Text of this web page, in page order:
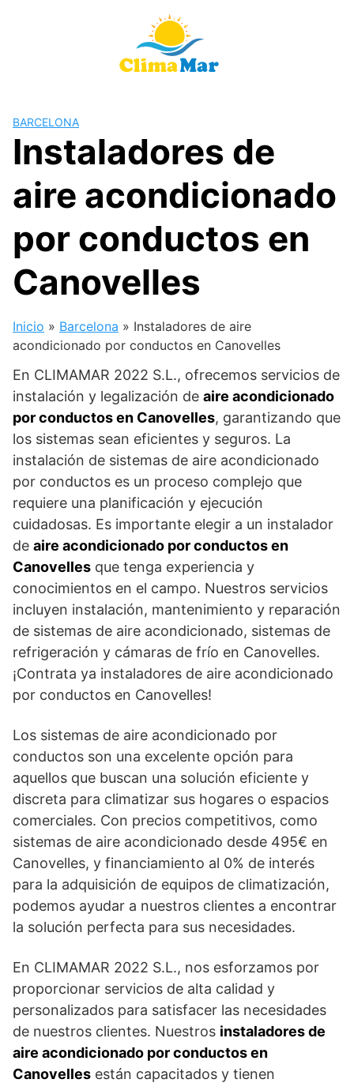
BARCELONA
Instaladores de
aire acondicionado
por conductos en
Canovelles
Inicio » Barcelona » Instaladores de aire
acondicionado por conductos en Canovelles
En CLIMAMAR 2022 S.L., ofrecemos servicios de
instalación y legalización de aire acondicionado
por conductos en Canovelles, garantizando que
los sistemas sean eficientes y seguros. La
instalación de sistemas de aire acondicionado
por conductos es un proceso complejo que
requiere una planificación y ejecución
cuidadosas. Es importante elegir a un instalador
de aire acondicionado por conductos en
Canovelles que tenga experiencia y
conocimientos en el campo. Nuestros servicios
incluyen instalación, mantenimiento y reparación
de sistemas de aire acondicionado, sistemas de
refrigeración y cámaras de frío en Canovelles.
¡Contrata ya instaladores de aire acondicionado
por conductos en Canovelles!
Los sistemas de aire acondicionado por
conductos son una excelente opción para
aquellos que buscan una solución eficiente y
discreta para climatizar sus hogares o espacios
comerciales. Con precios competitivos, como
sistemas de aire acondicionado desde 495€ en
Canovelles, y financiamiento al 0% de interés
para la adquisición de equipos de climatización,
podemos ayudar a nuestros clientes a encontrar
la solución perfecta para sus necesidades.
En CLIMAMAR 2022 S.L., nos esforzamos por
proporcionar servicios de alta calidad y
personalizados para satisfacer las necesidades
de nuestros clientes. Nuestros instaladores de
aire acondicionado por conductos en
Canovelles están capacitados y tienen